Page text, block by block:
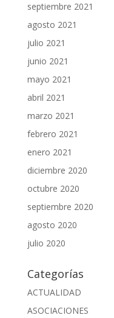
septiembre 2021
agosto 2021
julio 2021
junio 2021
mayo 2021
abril 2021
marzo 2021
febrero 2021
enero 2021
diciembre 2020
octubre 2020
septiembre 2020
agosto 2020
julio 2020
Categorías
ACTUALIDAD
ASOCIACIONES